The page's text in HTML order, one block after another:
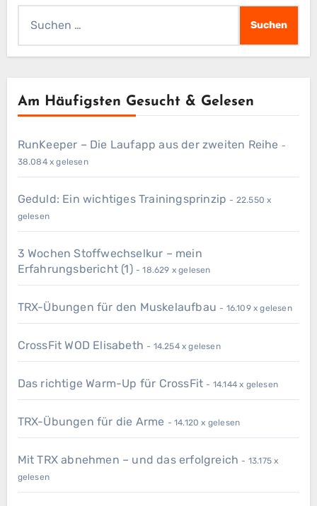
nach:
Am Häufigsten Gesucht & Gelesen
RunKeeper – Die Laufapp aus der zweiten Reihe -
38.084 x gelesen
Geduld: Ein wichtiges Trainingsprinzip - 22.550 x
gelesen
3 Wochen Stoffwechselkur – mein
Erfahrungsbericht (1) - 18.629 x gelesen
TRX-Übungen für den Muskelaufbau - 16.109 x gelesen
CrossFit WOD Elisabeth - 14.254 x gelesen
Das richtige Warm-Up für CrossFit - 14.144 x gelesen
TRX-Übungen für die Arme - 14.120 x gelesen
Mit TRX abnehmen – und das erfolgreich - 13.175 x
gelesen